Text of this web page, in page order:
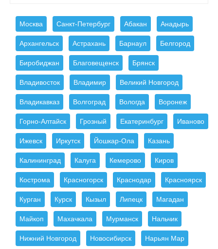
Москва Санкт-Петербург Абакан Анадырь
Архангельск Астрахань Барнаул Белгород
Биробиджан Благовещенск Брянск
Владивосток Владимир Великий Новгород
Владикавказ Волгоград Вологда Воронеж
Горно-Алтайск Грозный Екатеринбург Иваново
Ижевск Иркутск Йошкар-Ола Казань
Калининград Калуга Кемерово Киров
Кострома Красногорск Краснодар Красноярск
Курган Курск Кызыл Липецк Магадан
Майкоп Махачкала Мурманск Нальчик
Нижний Новгород Новосибирск Нарьян Мар